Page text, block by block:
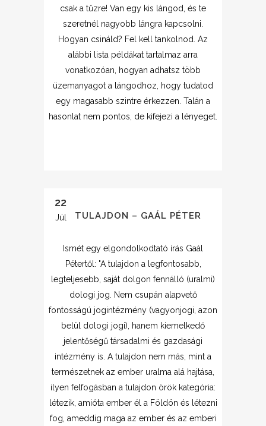
csak a tűzre! Van egy kis lángod, és te
szeretnél nagyobb lángra kapcsolni.
Hogyan csináld? Fel kell tankolnod. Az
alábbi lista példákat tartalmaz arra
vonatkozóan, hogyan adhatsz több
üzemanyagot a lángodhoz, hogy tudatod
egy magasabb szintre érkezzen. Talán a
hasonlat nem pontos, de kifejezi a lényeget.
22
JúlA TULAJDON – GAÁL PÉTER
Ismét egy elgondolkodtató írás Gaál
Pétertől: "A tulajdon a legfontosabb,
legteljesebb, saját dolgon fennálló (uralmi)
dologi jog. Nem csupán alapvető
fontosságú jogintézmény (vagyonjogi, azon
belül dologi jogi), hanem kiemelkedő
jelentőségű társadalmi és gazdasági
intézmény is. A tulajdon nem más, mint a
természetnek az ember uralma alá hajtása,
ilyen felfogásban a tulajdon örök kategória:
létezik, amióta ember él a Földön és létezni
fog, ameddig maga az ember és az emberi